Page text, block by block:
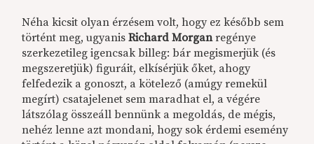
Néha kicsit olyan érzésem volt, hogy ez később sem
történt meg, ugyanisRichard Morganregénye
szerkezetileg igencsak billeg: bár megismerjük (és
megszeretjük) figuráit, elkísérjük őket, ahogy
felfedezik a gonoszt, a kötelező (amúgy remekül
megírt) csatajelenet sem maradhat el, a végére
látszólag összeáll bennünk a megoldás, de mégis,
nehéz lenne azt mondani, hogy sok érdemi esemény